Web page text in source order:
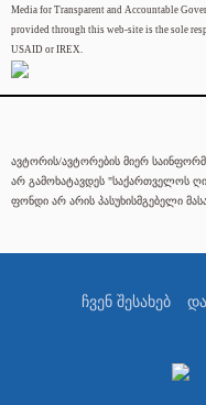
Media for Transparent and Accountable
provided through this web-site is the sole
USAID or IREX.
ავტორის/ავტორების მიერ
არ გამოხატავდეს "საქართველოს
ფონდი არ არის პასუხისმგებელი
ჩვენ შესახებ